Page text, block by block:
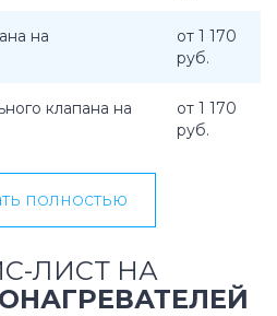
на
от 1 170
руб.
клапана на
от 1 170
руб.
полностью
ЛИСТ НА